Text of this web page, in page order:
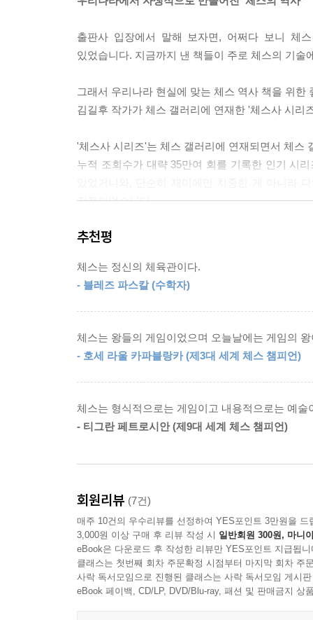
후원자가 차고 넘치던 카파블랑카조차도 이 상황
였다.
이 ‘행정적 착오’였다며, 1931년 말로 경기를 연기
---p.194
미국과 소련의 불참으로 AVRO의 정예 멤버들이
고, 알예힌이 이끄는 프랑스 팀과 카파블랑카가
---p.220
컴퓨터 발전 초기부터 체스는 컴퓨터의 지적 능력
매우 방대해 단순 계산만으로는 도저히 감당할 수
평가, 복잡한 의사결정을 시험하는 무대가 된 이유
---p.288
출판사 입장에서 말해 보자면, 어쩌다 보니 체
있었습니다. 지금까지 낸 책들이 주로 체스의 기
그래서 우리나라 현실에 맞는 체스 역사 책을 위
김길후 작가가 체스 갤러리에 연재한 '체스사 시리
'체스사 시리즈'는 체스 갤러리에 연재되면서 체스
누적 조회수가 대략 35만여 회를 기록한 인기 시
강점이었습니다.
무엇보다도 우리나라 저자에 의한 체스 역사 콘텐
체스의 기술 외의 체스 관련 지식은 척박했던
호응을 얻는 모습은 그 자체로 체스 문화의 한국
문화가 자생적으로 탄생한 이 결과는 우리나라의
그래서 내용에 대해 검증을 마친 후, 추가적인
입문』을 만들게 됐습니다.
1500여 년 전부터 21세기까지
체스의 역사 전체를 조망하는 탁월한 입문서의 탄생
궤적에서부터 시작합니다. 그리고 중세 체스의 양
제1대 세계 체스 챔피언의 탄생, 체스와 현대 미
소 냉전 시대, 끝으로 AI시대의 체스까지, 입문
빼곡하게 담았습니다.
우리에게 잘 알려지지 않은 체스 장르가 가진 깊
추천평
체스는 정신의 체육관이다.
- 블레즈 파스칼 (수학자)
체스는 왕들의 게임이었으며 오늘날에는 게임의
- 호세 라울 카파블랑카 (제3대 세계 체스 챔피언)
체스는 형식적으로는 게임이고 내용적으로는 예
- 티그란 페트로시안 (제9대 세계 체스 챔피언)
회원리뷰 (7건)
매주 10건의 우수리뷰를 선정하여 YES포인트 3만원을 드
3,000원 이상 구매 후 리뷰 작성 시 일반회원 300원, 마니
eBook은 다운로드 후 작성한 리뷰만 YES포인트 지급됩니
클래스는 첫번째 회차 주문확정 시점부터 마지막 회차 주
사락 독서모임으로 진행된 클래스는 사락 독서모임 게시
eBook 페이백, CD/LP, DVD/Blu-ray, 패션 및 판매금지 상